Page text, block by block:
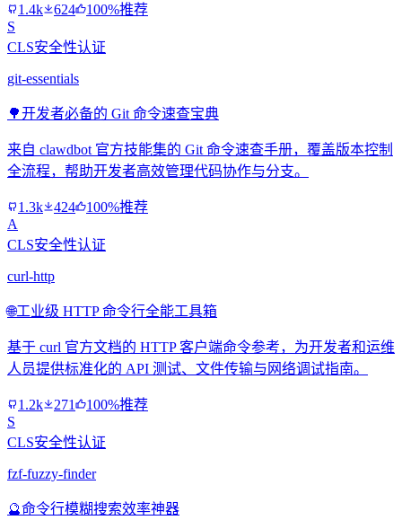
1.4k 624
100%推荐
S
CLS安全性认证
git-essentials
🌳开发者必备的 Git 命令速查宝典
来自 clawdbot 官方技能集的 Git 命令速查手册，覆盖版本控制
全流程，帮助开发者高效管理代码协作与分支。
1.3k 424
100%推荐
A
CLS安全性认证
curl-http
🌐工业级 HTTP 命令行全能工具箱
基于 curl 官方文档的 HTTP 客户端命令参考，为开发者和运维
人员提供标准化的 API 测试、文件传输与网络调试指南。
1.2k 271
100%推荐
S
CLS安全性认证
fzf-fuzzy-finder
🔮命令行模糊搜索效率神器